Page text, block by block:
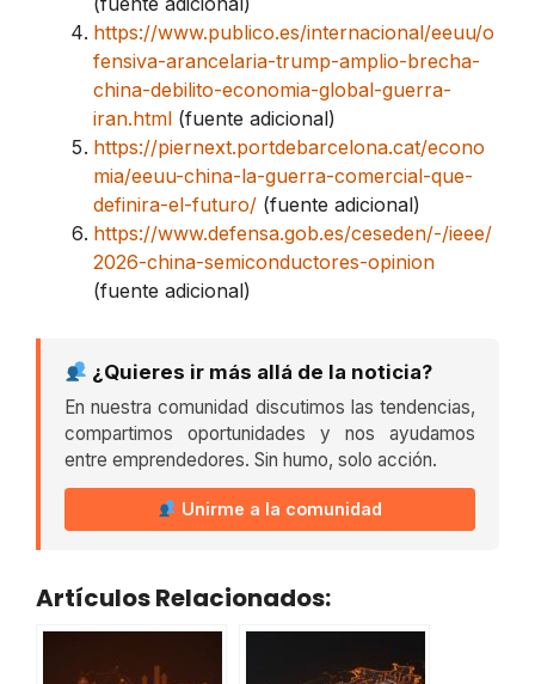
https://www.publico.es/internacional/eeuu/o
fensiva-arancelaria-trump-amplio-brecha-
china-debilito-economia-global-guerra-
iran.html (fuente adicional)
https://piernext.portdebarcelona.cat/econo
mia/eeuu-china-la-guerra-comercial-que-
definira-el-futuro/ (fuente adicional)
https://www.defensa.gob.es/ceseden/-/ieee/
2026-china-semiconductores-opinion
(fuente adicional)
¿Quieres ir más allá de la noticia?
En nuestra comunidad discutimos las tendencias,
compartimos oportunidades y nos ayudamos
entre emprendedores. Sin humo, solo acción.
Unirme a la comunidad
Artículos Relacionados: